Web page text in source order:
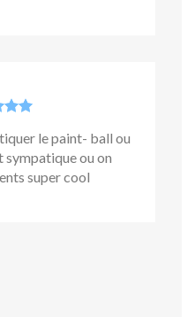
le paint- ball ou
sympatique ou on
super cool